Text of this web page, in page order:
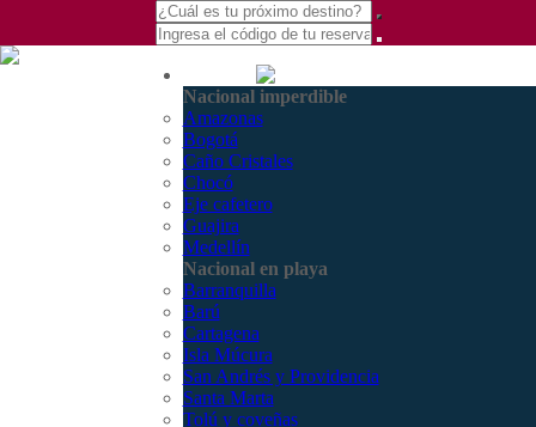
Nacional imperdible
Amazonas
Bogotá
Caño Cristales
Chocó
Eje cafetero
Guajira
Medellín
Nacional en playa
Barranquilla
Barú
Cartagena
Isla Múcura
San Andrés y Providencia
Santa Marta
Tolú y coveñas